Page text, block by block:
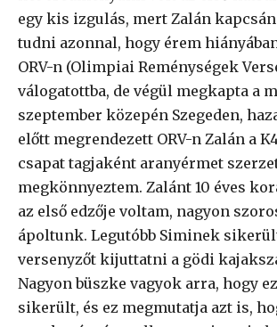
egy kis izgulás, mert Zalán
tudni azonnal, hogy érem
ORV-n (Olimpiai Reménységek
válogatottba, de végül megkapta a
szeptember közepén Szegeden,
előtt megrendezett ORV-n Zalán a
csapat tagjaként aranyérmet
megkönnyeztem. Zalánt 10 éves
az első edzője voltam, nagyon
ápoltunk. Legutóbb Siminek
versenyzőt kijuttatni a gödi
Nagyon büszke vagyok arra, hogy
sikerült, és ez megmutatja azt is,